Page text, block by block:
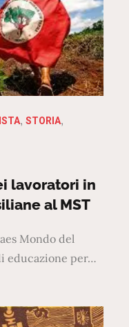
STORIA
lavoratori in
al MST
Mondo del
educazione per…